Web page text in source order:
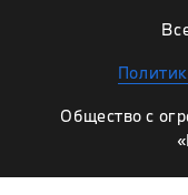
Общество с